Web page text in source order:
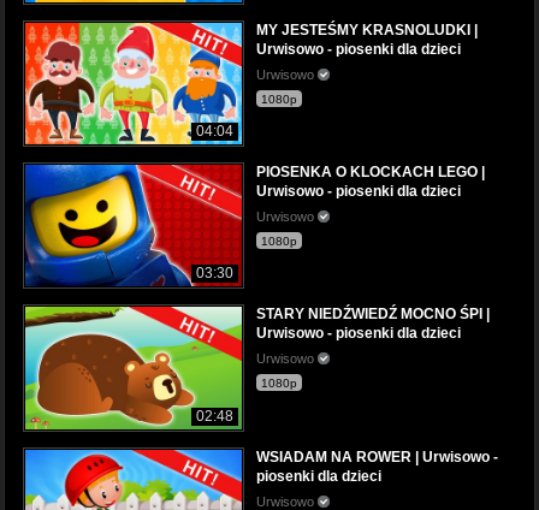
04:04
MY JESTEŚMY KRASNOLUDKI |
Urwisowo - piosenki dla dzieci
Urwisowo
1080p
03:30
PIOSENKA O KLOCKACH LEGO |
Urwisowo - piosenki dla dzieci
Urwisowo
1080p
02:48
STARY NIEDŹWIEDŹ MOCNO ŚPI |
Urwisowo - piosenki dla dzieci
Urwisowo
1080p
WSIADAM NA ROWER | Urwisowo -
piosenki dla dzieci
Urwisowo